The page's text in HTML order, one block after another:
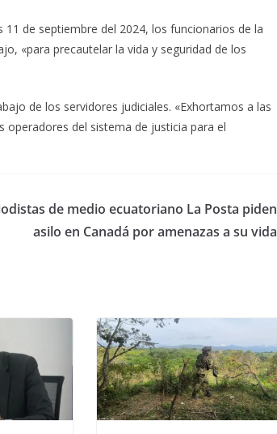
de septiembre del 2024, los funcionarios de la
«para precautelar la vida y seguridad de los
de los servidores judiciales. «Exhortamos a las
operadores del sistema de justicia para el
de medio ecuatoriano La Posta piden
asilo en Canadá por amenazas a su vida